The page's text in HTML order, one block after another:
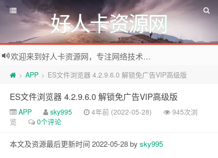
好人卡资源网
欢迎来到好人卡资源网，专注网络技术资源收集，我们不仅是网络资源的搬运工，也生产原创资源。寻找资源请留言或关注公众号:烈日下的男人
> APP > ES文件浏览器 4.2.9.6.0 解锁免广告VIP高级版
ES文件浏览器 4.2.9.6.0 解锁免广告VIP高级版
APP sky995 4年前 (2022-05-28)
945次浏
览
0个评论
本文及资源最后更新时间 2022-05-28 by sky995